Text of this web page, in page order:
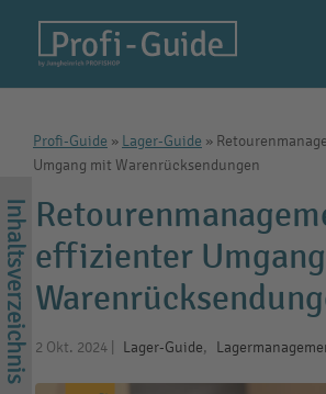
Profi-Guide » Lager-Guide »
Umgang mit Warenrücksendungen
effizienter
2 Okt. 2024 Lager-Guide,